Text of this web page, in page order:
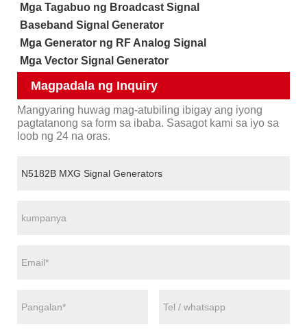
Mga Tagabuo ng Broadcast Signal
Baseband Signal Generator
Mga Generator ng RF Analog Signal
Mga Vector Signal Generator
Magpadala ng Inquiry
Mangyaring huwag mag-atubiling ibigay ang iyong
pagtatanong sa form sa ibaba. Sasagot kami sa iyo sa
loob ng 24 na oras.